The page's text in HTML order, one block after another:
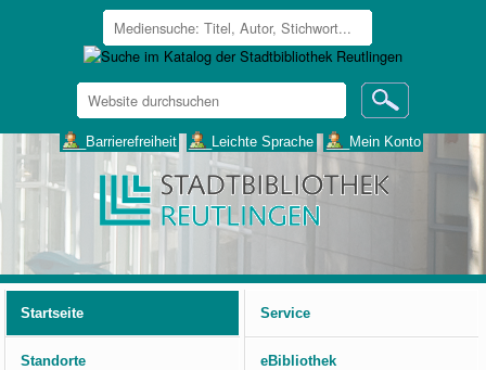
Website
durchsuchen
___Barrierefreiheit ___Leichte Sprache ___Mein Konto
Startseite
Service
Standorte eBibliothek